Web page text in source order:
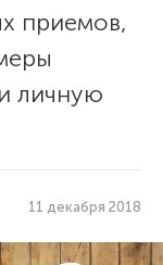
приемов,
личную
11 декабря 2018